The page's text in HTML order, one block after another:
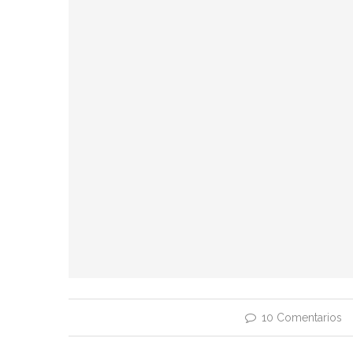
10 Comentarios